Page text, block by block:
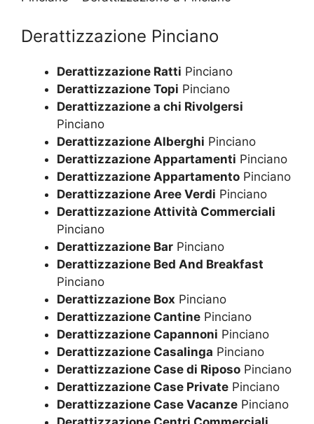
Derattizzazione Pinciano
Derattizzazione Ratti Pinciano
Derattizzazione Topi Pinciano
Derattizzazione a chi Rivolgersi
Pinciano
Derattizzazione Alberghi Pinciano
Derattizzazione Appartamenti Pinciano
Derattizzazione Appartamento Pinciano
Derattizzazione Aree Verdi Pinciano
Derattizzazione Attività Commerciali
Pinciano
Derattizzazione Bar Pinciano
Derattizzazione Bed And Breakfast
Pinciano
Derattizzazione Box Pinciano
Derattizzazione Cantine Pinciano
Derattizzazione Capannoni Pinciano
Derattizzazione Casalinga Pinciano
Derattizzazione Case di Riposo Pinciano
Derattizzazione Case Private Pinciano
Derattizzazione Case Vacanze Pinciano